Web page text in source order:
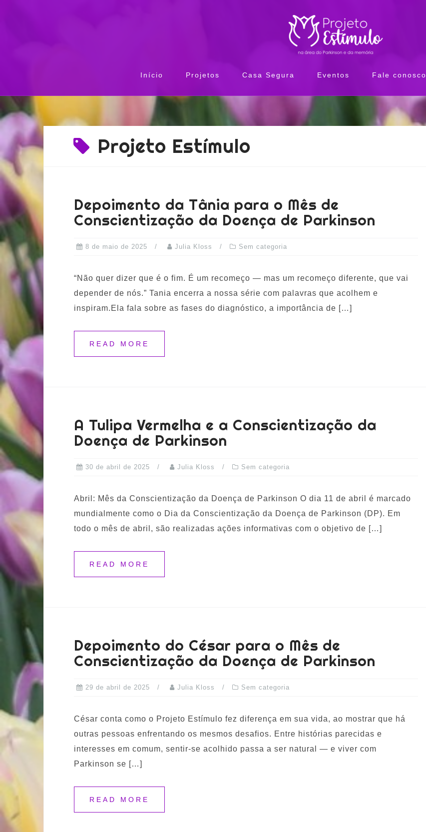
Início Projetos Casa Segura Eventos Fale conosco
Projeto Estímulo
Depoimento da Tânia para o Mês de
Conscientização da Doença de Parkinson
8 de maio de 2025 Julia Kloss Sem categoria
“Não quer dizer que é o fim. É um recomeço — mas um recomeço diferente, que vai
depender de nós.” Tania encerra a nossa série com palavras que acolhem e
inspiram.Ela fala sobre as fases do diagnóstico, a importância de […]
READ MORE
A Tulipa Vermelha e a Conscientização da
Doença de Parkinson
30 de abril de 2025 Julia Kloss Sem categoria
Abril: Mês da Conscientização da Doença de Parkinson O dia 11 de abril é marcado
mundialmente como o Dia da Conscientização da Doença de Parkinson (DP). Em
todo o mês de abril, são realizadas ações informativas com o objetivo de […]
READ MORE
Depoimento do César para o Mês de
Conscientização da Doença de Parkinson
29 de abril de 2025 Julia Kloss Sem categoria
César conta como o Projeto Estímulo fez diferença em sua vida, ao mostrar que há
outras pessoas enfrentando os mesmos desafios. Entre histórias parecidas e
interesses em comum, sentir-se acolhido passa a ser natural — e viver com
Parkinson se […]
READ MORE